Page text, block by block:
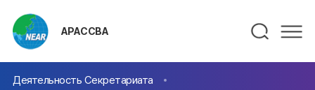
АРАССВА
Деятельность Секретариата